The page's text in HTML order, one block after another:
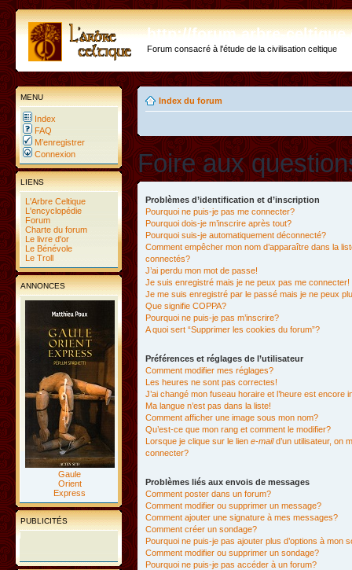
http://forum.arbre-
Forum consacré à l'étude de la civilisation celtique
MENU
Index
FAQ
M’enregistrer
Connexion
LIENS
L'Arbre Celtique
L'encyclopédie
Forum
Charte du forum
Le livre d'or
Le Bénévole
Le Troll
ANNONCES
Gaule
Orient
Express
PUBLICITÉS
Index du forum
Foire aux
Problèmes d’identification et d’inscription
Pourquoi ne puis-je pas me connecter?
Pourquoi dois-je m’inscrire après tout?
Pourquoi suis-je automatiquement déconnecté?
Comment empêcher mon nom d’apparaître dans la
connectés?
J’ai perdu mon mot de passe!
Je suis enregistré mais je ne peux pas me connecter!
Je me suis enregistré par le passé mais je ne peux
Que signifie COPPA?
Pourquoi ne puis-je pas m’inscrire?
A quoi sert “Supprimer les cookies du forum”?
Préférences et réglages de l’utilisateur
Comment modifier mes réglages?
Les heures ne sont pas correctes!
J’ai changé mon fuseau horaire et l’heure est encore
Ma langue n’est pas dans la liste!
Comment afficher une image sous mon nom?
Qu’est-ce que mon rang et comment le modifier?
Lorsque je clique sur le lien e-maild’un utilisateur, on
connecter?
Problèmes liés aux envois de messages
Comment poster dans un forum?
Comment modifier ou supprimer un message?
Comment ajouter une signature à mes messages?
Comment créer un sondage?
Pourquoi ne puis-je pas ajouter plus d’options à mon
Comment modifier ou supprimer un sondage?
Pourquoi ne puis-je pas accéder à un forum?